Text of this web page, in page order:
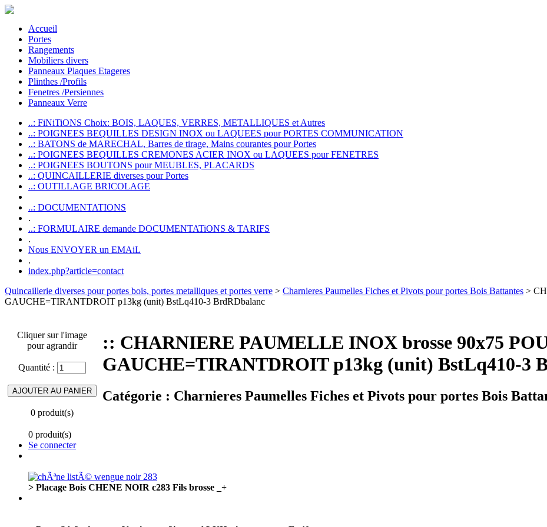
Accueil
Portes
Rangements
Mobiliers divers
Panneaux Plaques Etageres
Plinthes /Profils
Fenetres /Persiennes
Panneaux Verre
..: FiNiTiONS Choix: BOIS, LAQUES, VERRES, METALLIQUES et Autres
..: POIGNEES BEQUILLES DESIGN INOX ou LAQUEES pour PORTES COMMUNICATION
..: BATONS de MARECHAL, Barres de tirage, Mains courantes pour Portes
..: POIGNEES BEQUILLES CREMONES ACIER INOX ou LAQUEES pour FENETRES
..: POIGNEES BOUTONS pour MEUBLES, PLACARDS
..: QUINCAILLERIE diverses pour Portes
..: OUTILLAGE BRICOLAGE
..: DOCUMENTATIONS
.
..: FORMULAIRE demande DOCUMENTATiONS & TARIFS
.
Nous ENVOYER un EMAiL
.
index.php?article=contact
Quincaillerie diverses pour portes bois, portes metalliques et portes verre > Charnieres Paumelles Fiches et Pivots pour portes Bois Battantes >
GAUCHE=TIRANTDROIT p13kg (unit) BstLq410-3 BrdRDbalanc
Cliquer sur l'image
pour agrandir
Quantité :
0 produit(s)
:: CHARNIERE PAUMELLE INOX brosse 90x75
GAUCHE=TIRANTDROIT p13kg (unit) BstLq410-3
Catégorie : Charnieres Paumelles Fiches et Pivots pour portes Bois
0 produit(s)
Se connecter
> Placage Bois CHENE NOIR c283 Fils brosse _+